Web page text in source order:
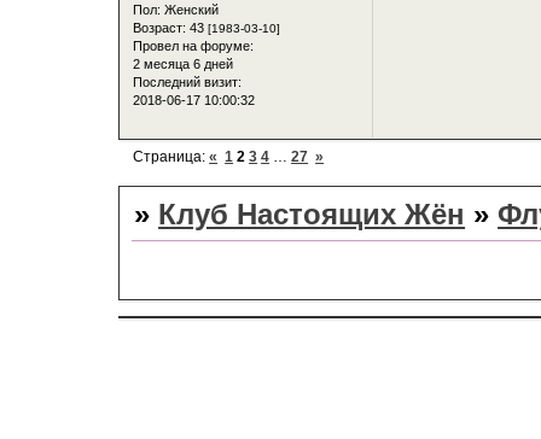
Пол: Женский
Возраст: 43 [1983-03-10]
Провел на форуме:
2 месяца 6 дней
Последний визит:
2018-06-17 10:00:32
Страница:« 1 2 3 4 27 »
» Клуб Настоящих Жён »